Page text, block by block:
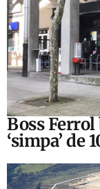
Boss Ferrol
‘simpa’ de